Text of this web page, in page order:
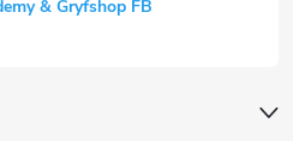
& Gryfshop FB